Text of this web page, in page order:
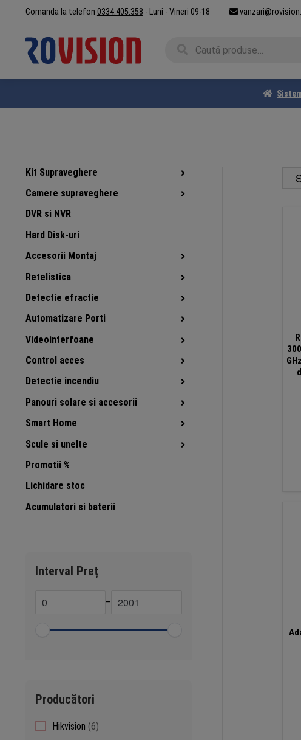
navigare
conținut
Comanda la telefon 0334.405.358 - Luni - Vineri 09-18
Kit Supraveghere
Camere supraveghere
DVR si NVR
Hard Disk-uri
Accesorii Montaj
Retelistica
Detectie efractie
Automatizare Porti
Videointerfoane
Control acces
Detectie incendiu
Panouri solare si accesorii
Smart Home
Scule si unelte
Promotii %
Lichidare stoc
Acumulatori si baterii
Interval Preț
–
Producători
Hikvision 66